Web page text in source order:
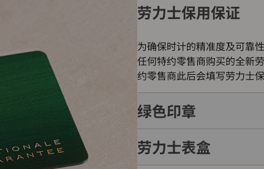
劳力士保用保证
为确保时计的精准度及可靠
任何特约零售商购买的全新
约零售商此后会填写劳力士
绿色印章
每只劳力士腕表均附有全球
劳力士表盒